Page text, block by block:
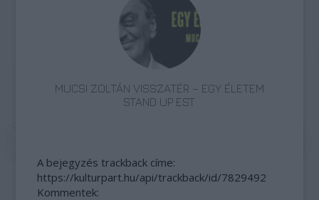
MUCSI ZOLTÁN VISSZATÉR – EGY ÉLETEM
STAND UP EST
A bejegyzés trackback címe:
https://kulturpart.hu/api/trackback/id/7829492
Kommentek: